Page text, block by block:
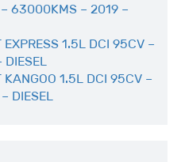
63000KMS – 2019 –
EXPRESS 1.5L DCI 95CV –
DIESEL
KANGOO 1.5L DCI 95CV –
DIESEL